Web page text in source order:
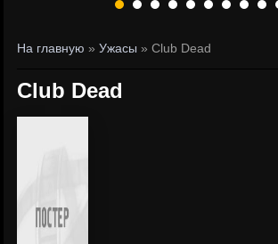
На главную »Ужасы » Club Dead
Club Dead